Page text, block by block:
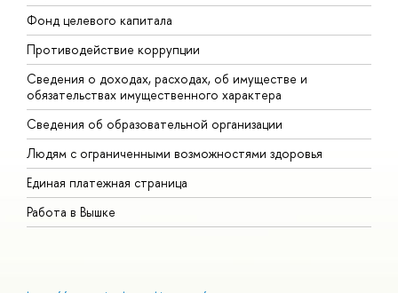
Фонд целевого капитала
Противодействие коррупции
Сведения о доходах, расходах, об имуществе и
обязательствах имущественного характера
Сведения об образовательной организации
Людям с ограниченными возможностями здоровья
Единая платежная страница
Работа в Вышке